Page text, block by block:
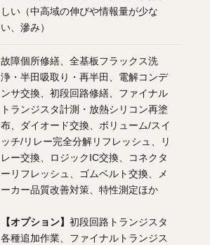
しい（中高域の伸びや情報量が少な
い、滲み）
故障個所修繕、全基板フラックス洗
浄・半田吸取り・再半田、電解コンデ
ンサ交換、初段回路修繕、ファイナル
トランジスタ計測・放熱シリコン再塗
布、ダイオード交換、ボリューム/スイ
ッチ/リレー完全分解リフレッシュ、リ
レー交換、ロジックIC交換、コネクタ
ーリフレッシュ、ゴムベルト交換、メ
ーカー品質改善対策、特性測定ほか
【オプション】 初段回路トランジスタ
各種追加作業、ファイナルトランジス